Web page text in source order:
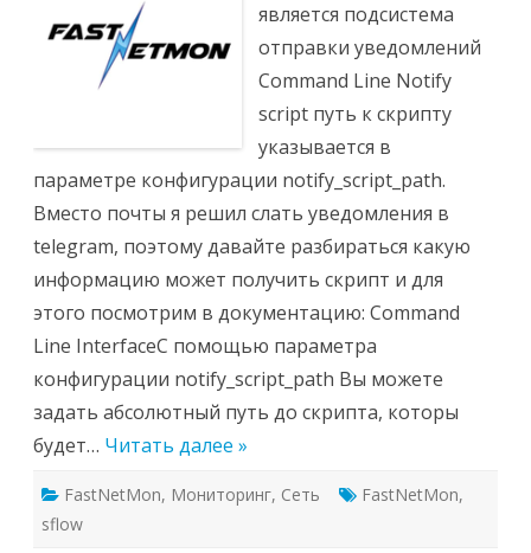
является подсистема
отправки уведомлений
Command Line Notify
script путь к скрипту
указывается в
параметре конфигурации notify_script_path.
Вместо почты я решил слать уведомления в
telegram, поэтому давайте разбираться какую
информацию может получить скрипт и для
этого посмотрим в документацию: Command
Line InterfaceС помощью параметра
конфигурации notify_script_path Вы можете
задать абсолютный путь до скрипта, которы
будет… Читать далее »
FastNetMon, Мониторинг, Сеть FastNetMon,
sflow